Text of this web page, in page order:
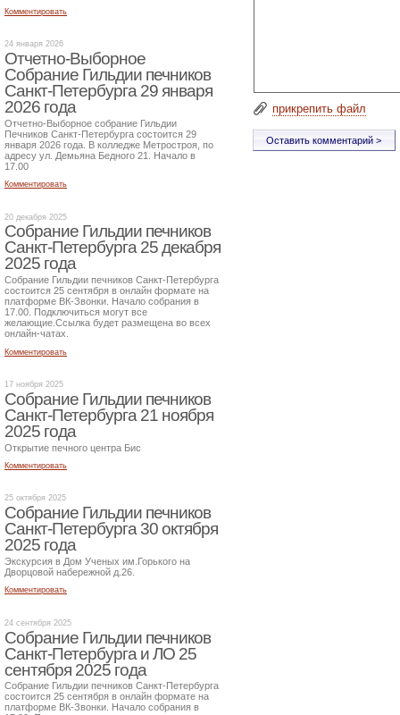
прикрепить файл
Комментировать
24 января 2026
Отчетно-Выборное
Собрание Гильдии печников
Санкт-Петербурга 29 января
2026 года
Отчетно-Выборное собрание Гильдии
Печников Санкт-Петербурга состоится 29
января 2026 года. В колледже Метростроя, по
адресу ул. Демьяна Бедного 21. Начало в
17.00
Комментировать
20 декабря 2025
Собрание Гильдии печников
Санкт-Петербурга 25 декабря
2025 года
Собрание Гильдии печников Санкт-Петербурга
состоится 25 сентября в онлайн формате на
платформе ВК-Звонки. Начало собрания в
17.00. Подключиться могут все
желающие.Ссылка будет размещена во всех
онлайн-чатах.
Комментировать
17 ноября 2025
Собрание Гильдии печников
Санкт-Петербурга 21 ноября
2025 года
Открытие печного центра Бис
Комментировать
25 октября 2025
Собрание Гильдии печников
Санкт-Петербурга 30 октября
2025 года
Экскурсия в Дом Ученых им.Горького на
Дворцовой набережной д.26.
Комментировать
24 сентября 2025
Собрание Гильдии печников
Санкт-Петербурга и ЛО 25
сентября 2025 года
Собрание Гильдии печников Санкт-Петербурга
состоится 25 сентября в онлайн формате на
платформе ВК-Звонки. Начало собрания в